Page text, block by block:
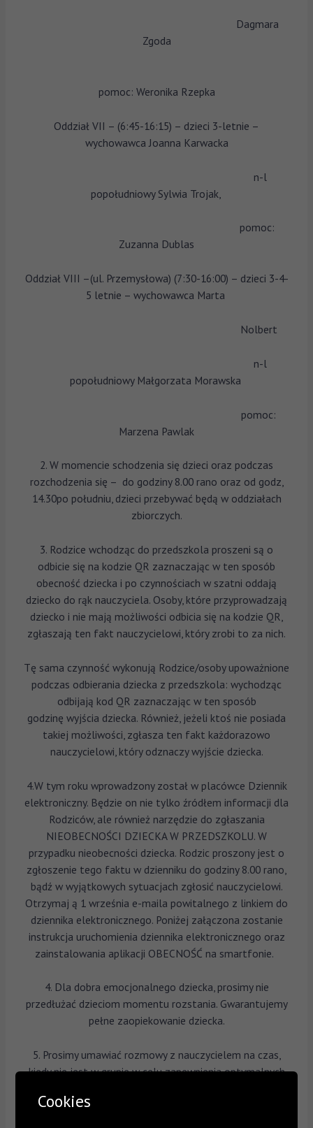
Dagmara
Zgoda
pomoc: Weronika Rzepka
Oddział VII – (6:45-16:15) – dzieci 3-letnie –
wychowawca Joanna Karwacka
n-l
popołudniowy Sylwia Trojak,
pomoc:
Zuzanna Dublas
Oddział VIII –(ul. Przemysłowa) (7:30-16:00) – dzieci 3-4-
5 letnie – wychowawca Marta
Nolbert
n-l
popołudniowy Małgorzata Morawska
pomoc:
Marzena Pawlak
2. W momencie schodzenia się dzieci oraz podczas
rozchodzenia się – do godziny 8.00 rano oraz od godz,
14.30po południu, dzieci przebywać będą w oddziałach
zbiorczych.
3. Rodzice wchodząc do przedszkola proszeni są o
odbicie się na kodzie QR zaznaczając w ten sposób
obecność dziecka i po czynnościach w szatni oddają
dziecko do rąk nauczyciela. Osoby, które przyprowadzają
dziecko i nie mają możliwości odbicia się na kodzie QR,
zgłaszają ten fakt nauczycielowi, który zrobi to za nich.
Tę sama czynność wykonują Rodzice/osoby upoważnione
podczas odbierania dziecka z przedszkola: wychodząc
odbijają kod QR zaznaczając w ten sposób
godzinę wyjścia dziecka. Również, jeżeli ktoś nie posiada
takiej możliwości, zgłasza ten fakt każdorazowo
nauczycielowi, który odznaczy wyjście dziecka.
4.W tym roku wprowadzony został w placówce Dziennik
elektroniczny. Będzie on nie tylko źródłem informacji dla
Rodziców, ale również narzędzie do zgłaszania
NIEOBECNOŚCI DZIECKA W PRZEDSZKOLU. W
przypadku nieobecności dziecka. Rodzic proszony jest o
zgłoszenie tego faktu w dzienniku do godziny 8.00 rano,
bądź w wyjątkowych sytuacjach zgłosić nauczycielowi.
Otrzymaj ą 1 września e-maila powitalnego z linkiem do
dziennika elektronicznego. Poniżej załączona zostanie
instrukcja uruchomienia dziennika elektronicznego oraz
zainstalowania aplikacji OBECNOŚĆ na smartfonie.
4. Dla dobra emocjonalnego dziecka, prosimy nie
przedłużać dzieciom momentu rozstania. Gwarantujemy
pełne zaopiekowanie dziecka.
5. Prosimy umawiać rozmowy z nauczycielem na czas,
kiedy nie jest w grupie w celu zapewnienia optymalnych
jego opieką. Na stronie internetowej przedszkola znajdą
Cookies